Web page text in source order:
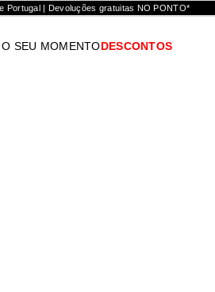
Portugal | Devoluções gratuitas NO PONTO*
SEU MOMENTODESCONTOS